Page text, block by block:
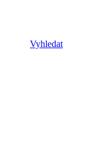
Vyhledat